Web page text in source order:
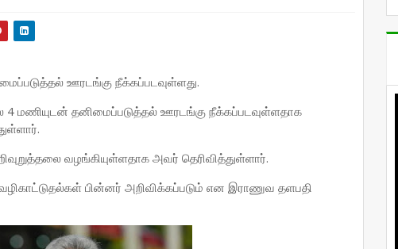
ஊரடங்கு நீக்கப்படவுள்ளது.
4 மணியுடன் தனிமைப்படுத்தல் ஊரடங்கு நீக்கப்படவுள்ளதாக
வழங்கியுள்ளதாக அவர் தெரிவித்துள்ளார்.
வழிகாட்டுதல்கள் பின்னர் அறிவிக்கப்படும் என இராணுவ தளபதி